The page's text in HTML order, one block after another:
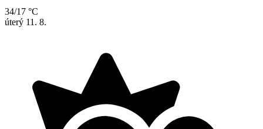
34/17 °C
úterý 11. 8.